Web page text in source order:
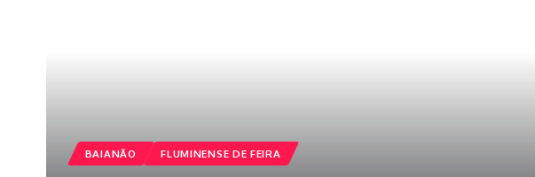
BAIANÃO FLUMINENSE DE FEIRA